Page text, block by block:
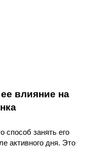
влияние на
способ занять его
активного дня. Это